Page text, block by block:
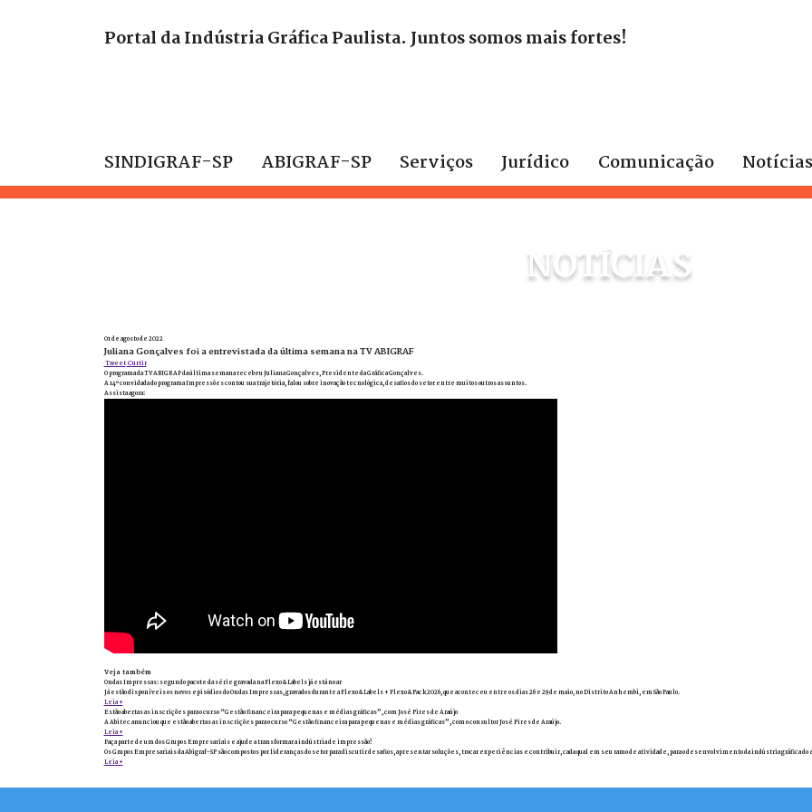
Portal da Indústria Gráfica Paulista. Juntos somos mais fortes!
SINDIGRAF-SP ABIGRAF-SP Serviços Jurídico Comunicação Notícias
NOTÍCIAS
01 de agosto de 2022
Juliana Gonçalves foi a entrevistada da última semana na TV ABIGRAF
Tweet Curtir
O programa da TV ABIGRAF da última semana recebeu Juliana Gonçalves, Presidente da Gráfica Gonçalves.
A 14º convidada do programa Impressões contou sua trajetória, falou sobre inovação tecnológica, desafios do setor entre muitos outros assuntos.
Assista agora:
Veja também
Ondas Impressas: segundo pacote da série gravada na Flexo & Labels já está no ar
Já estão disponíveis os novos episódios do Ondas Impressas, gravados durante a Flexo & Labels + Flexo & Pack 2026, que aconteceu entre os dias 26 e 29 de maio, no Distrito Anhembi, em São Paulo.
Leia +
Estão abertas as inscrições para o curso “Gestão financeira para pequenas e médias gráficas”, com José Pires de Araújo
A Abitec anunciou que estão abertas as inscrições para o curso “Gestão financeira para pequenas e médias gráficas”, com o consultor José Pires de Araújo.
Leia +
Faça parte de um dos Grupos Empresariais e ajude a transformar a indústria de impressão!
Os Grupos Empresariais da Abigraf-SP são compostos por lideranças do setor para discutir desafios, apresentar soluções, trocar experiências e contribuir, cada qual em seu ramo de atividade, para o desenvolvimento da indústria gráfica do
Leia +